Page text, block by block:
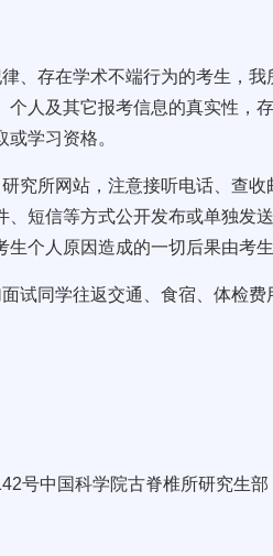
、存在学术不端行为的考生，
人及其它报考信息的真实性，
学习资格。
究所网站，注意接听电话、查
短信等方式公开发布或单独发
个人原因造成的一切后果由考生
试同学往返交通、食宿、体检费
号中国科学院古脊椎所研究生